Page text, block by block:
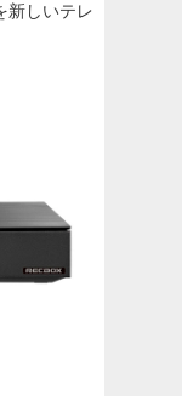
新しいテレ